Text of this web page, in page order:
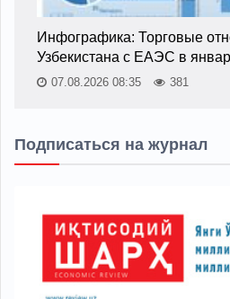
Инфографика: Торговые
Узбекистана с ЕАЭС в
07.08.2026 08:35 381
Подписаться на журнал